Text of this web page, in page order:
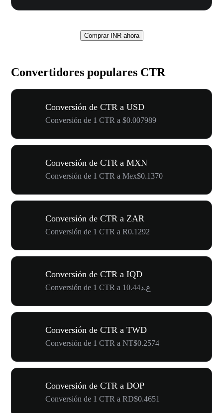
Comprar INR ahora
Convertidores populares CTR
Conversión de CTR a USD
Conversión de 1 CTR a $0.007989
Conversión de CTR a MXN
Conversión de 1 CTR a Mex$0.1370
Conversión de CTR a ZAR
Conversión de 1 CTR a R0.1292
Conversión de CTR a IQD
Conversión de 1 CTR a ع.د10.44
Conversión de CTR a TWD
Conversión de 1 CTR a NT$0.2574
Conversión de CTR a DOP
Conversión de 1 CTR a RD$0.4651